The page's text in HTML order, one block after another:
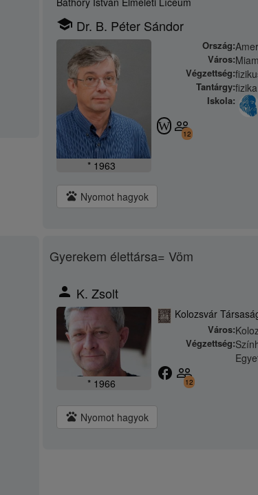
school Dr. B. Péter Sándor
* 1963
Ország:
Város:
Végzettség:
Tantárgy:
Iskola:
W people_outline
12
pets Nyomot hagyok
Gyerekem élettársa= Vöm
person K. Zsolt
* 1966
Kolozsvár
Város:
Végzettség:
facebook people_outline
12
pets Nyomot hagyok